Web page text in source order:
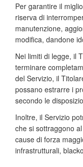
Per garantire il
riserva di
manutenzione,
modifica, dandone
Nei limiti di legge, il
terminare
del Servizio, il
possano estrarre i
secondo le
Inoltre, il Servizio
che si sottraggono
cause di forza
infrastrutturali,